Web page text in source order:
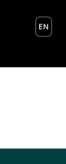
EN